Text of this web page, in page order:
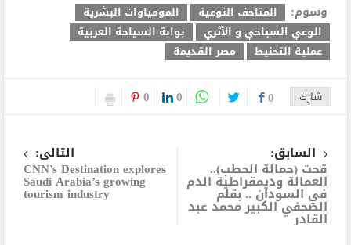
وسوم: المتاحف النوعية
المومياوات البشرية
الوعي السياحي و الأثري
بوابة السياحة العربية
عملية التحنيط
مصر القديمة
شارك 0
0
0
السابق:
قحت (حمالة الحطب)..
العمالة وديمقراطية الدم
في السودان .. بقلم
الصحفي الكبير محمد عبد
القادر
التالى:
CNN’s Destination explores
Saudi Arabia’s growing
tourism industry